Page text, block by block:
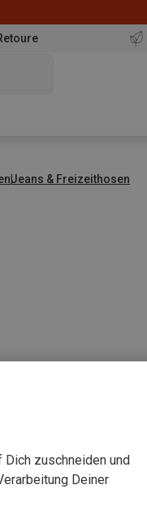
Jeans & Freizeithosen
zuschneiden und
Deiner